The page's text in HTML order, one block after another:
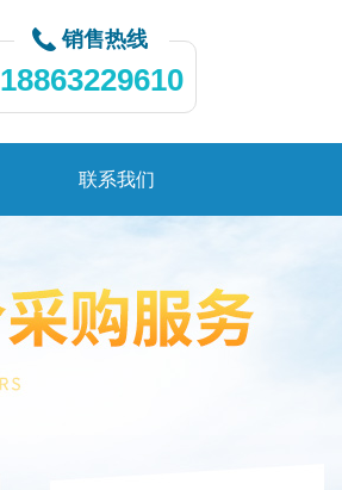
销售热线
18863229610
联系我们